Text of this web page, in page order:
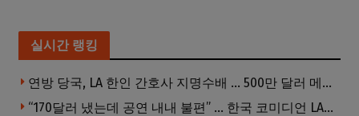
실시간 랭킹
연방 당국, LA 한인 간호사 지명수배 … 500만 달러 메디캐어 사기, 선고 직전 한국 도주
“170달러 냈는데 공연 내내 불편” … 한국 코미디언 LA공연, 음향 불량에 외모 비하 개그 논란